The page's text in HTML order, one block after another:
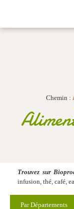
Chemin :
Trouvez sur
infusion, thé, café,
Par Départements